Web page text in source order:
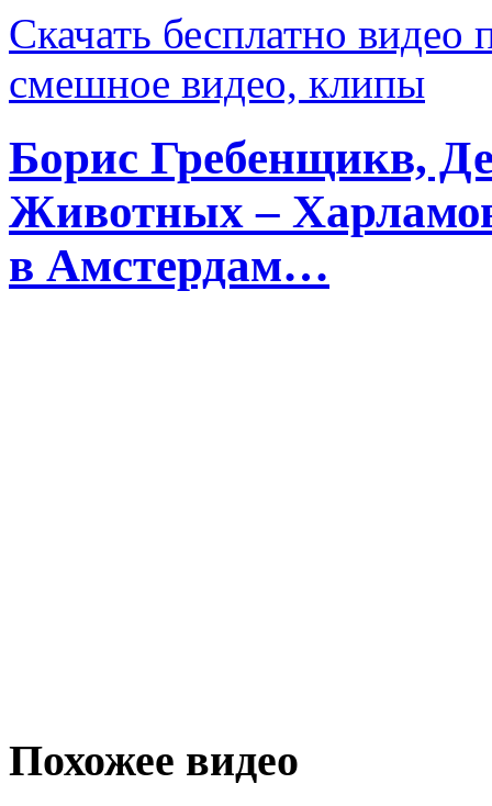
Скачать бесплатно
смешное видео, клипы
Борис Гребенщикв,
Животных –
в Амстердам…
Похожее видео